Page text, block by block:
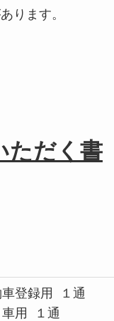
ります。
ただく書
車登録用 １通
用 １通